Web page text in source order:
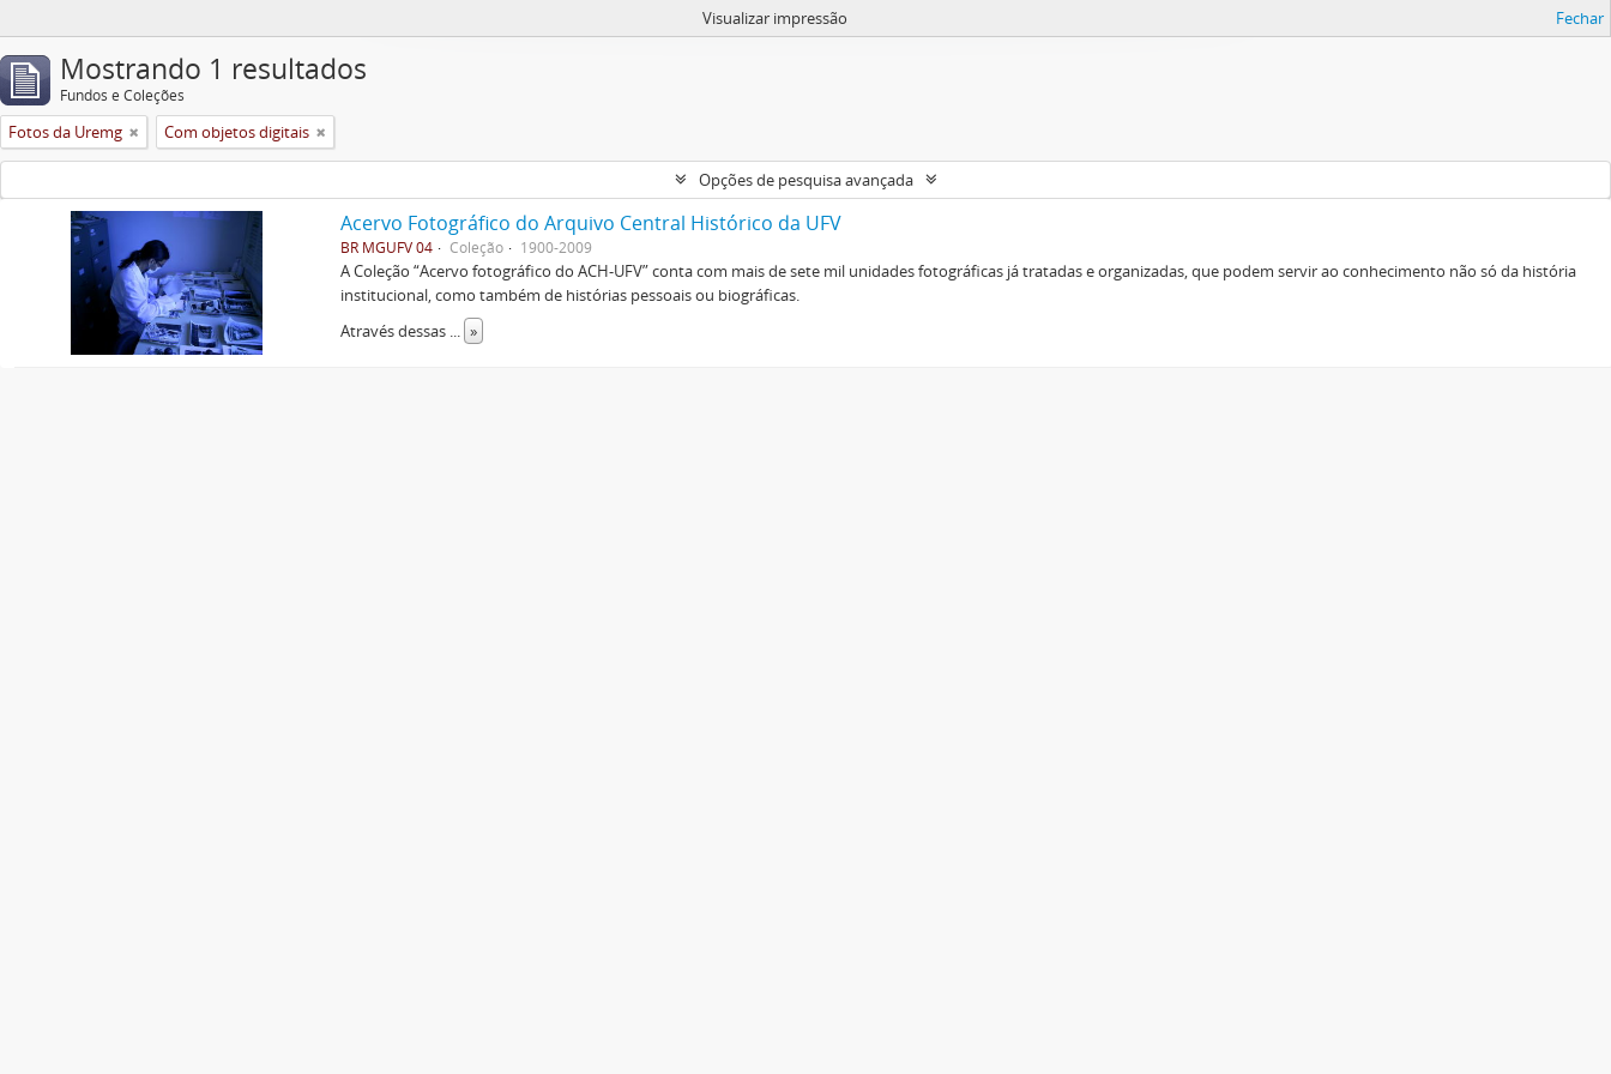
Visualizar impressão Fechar
Mostrando 1 resultados
Fundos e Coleções
Fotos da Uremg Com objetos digitais
Opções de pesquisa avançada
Acervo Fotográfico do Arquivo Central Histórico da UFV
BR MGUFV 04 Coleção 1900-2009
A Coleção “Acervo fotográfico do ACH-UFV” conta com mais de sete mil unidades fotográficas já tratadas e organizadas, que podem servir ao conhecimento não só da história
institucional, como também de histórias pessoais ou biográficas.
Através dessas ... »